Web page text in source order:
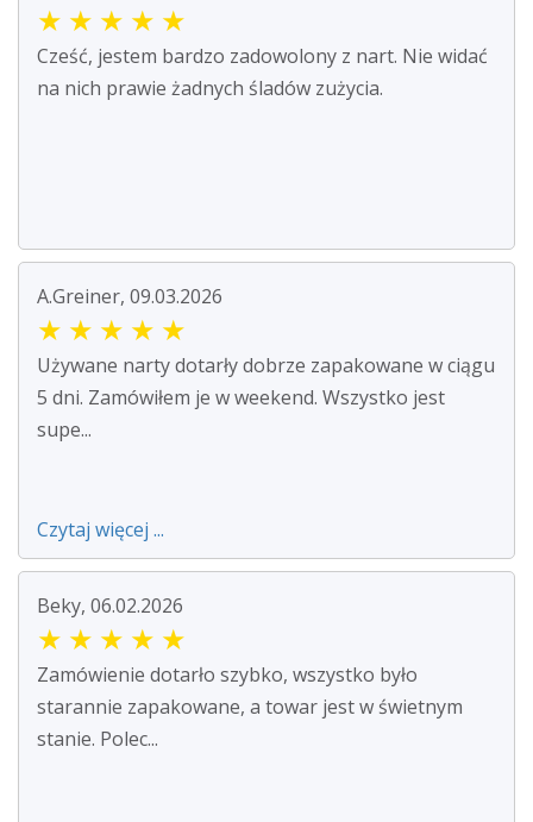
★ ★ ★ ★ ★
Cześć, jestem bardzo zadowolony z nart. Nie widać
na nich prawie żadnych śladów zużycia.
A.Greiner, 09.03.2026
★ ★ ★ ★ ★
Używane narty dotarły dobrze zapakowane w ciągu
5 dni. Zamówiłem je w weekend. Wszystko jest
supe...
Czytaj więcej ...
Beky, 06.02.2026
★ ★ ★ ★ ★
Zamówienie dotarło szybko, wszystko było
starannie zapakowane, a towar jest w świetnym
stanie. Polec...